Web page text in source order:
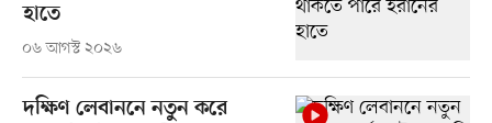
হাতে
০৬ আগস্ট ২০২৬
দক্ষিণ লেবাননে নতুন করে